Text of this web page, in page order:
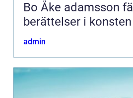
Bo Åke adamsson färg, form och
berättelser i konsten
admin